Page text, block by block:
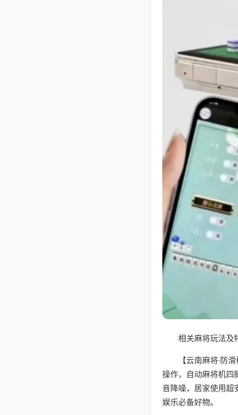
相关麻将玩法及
【云南麻将·防
操作，自动麻将机四
音降噪，居家使用超
娱乐必备好物。